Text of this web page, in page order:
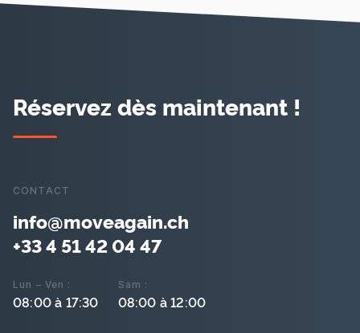
Réservez dès maintenant !
CONTACT
info@moveagain.ch
+33 4 51 42 04 47
Lun – Ven :
08:00 à 17:30
Sam :
08:00 à 12:00